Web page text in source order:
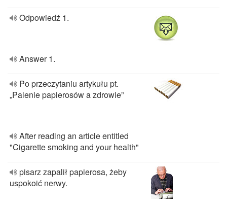
Odpowiedź 1.
Answer 1.
Po przeczytaniu artykułu pt.
„Palenie papierosów a zdrowie”
After reading an article entitled
"Cigarette smoking and your health"
pisarz zapalił papierosa, żeby
uspokoić nerwy.